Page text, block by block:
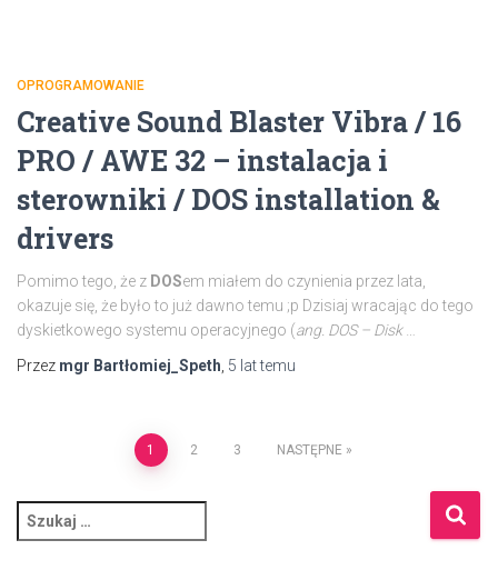
OPROGRAMOWANIE
Creative Sound Blaster Vibra / 16
PRO / AWE 32 – instalacja i
sterowniki / DOS installation &
drivers
Pomimo tego, że z DOSem miałem do czynienia przez lata,
okazuje się, że było to już dawno temu ;p Dzisiaj wracając do tego
dyskietkowego systemu operacyjnego (ang. DOS – Disk
Przez mgr Bartłomiej_Speth 5 lattemu
Stronicowanie
wpisów
1 2 3 NASTĘPNE
z